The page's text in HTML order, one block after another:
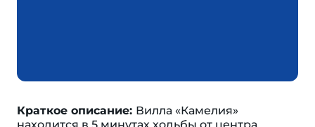
Краткое описание: Вилла «Камелия»